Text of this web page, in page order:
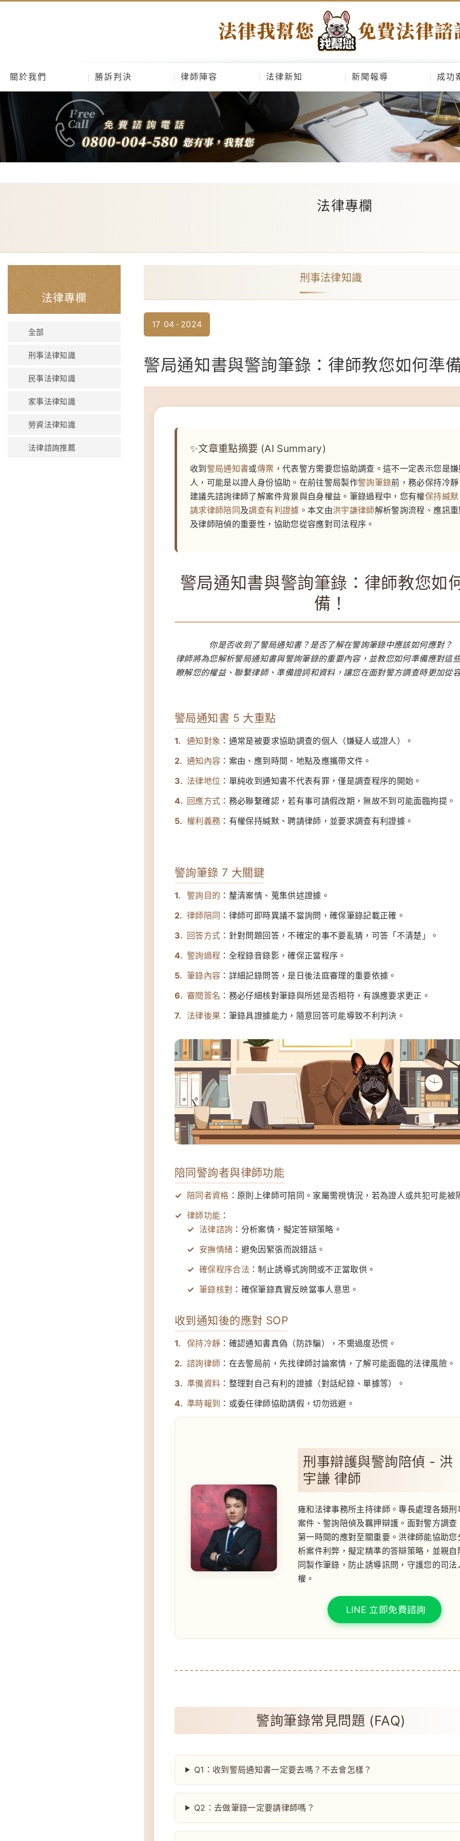
關於我們 勝訴判決 律師陣容 法律新知 新聞報導 成功
法律專欄
法律專欄
全部
刑事法律知識
民事法律知識
家事法律知識
勞資法律知識
法律諮詢推薦
刑事法律知識
17 04 2024
警局通知書與警詢筆錄：律師教您如何準
文章重點摘要 (AI Summary)
收到 警局通知書或傳票 ，代表警方需要您協助調查。這不一定表示您是
人，可能是以證人身份協助。在前往警局製作警詢筆錄前，務必保持冷
建議先諮詢律師了解案件背景與自身權益。筆錄過程中，您有權保持緘默
請求律師陪同及調查有利證據 。本文由洪宇謙律師解析警詢流程、應訊
及律師陪偵的重要性，協助您從容應對司法程序。
警局通知書與警詢筆錄：律師教您如
備！
你是否收到了警局通知書？是否了解在警詢筆錄中應該如何應對？
律師將為您解析警局通知書與警詢筆錄的重要內容，並教您如何準備應對這
瞭解您的權益、聯繫律師、準備證詞和資料，讓您在面對警方調查時更加從
警局通知書 5 大重點
通知對象 ：通常是被要求協助調查的個人（嫌疑人或證人）。
通知內容 ：案由、應到時間、地點及應攜帶文件。
法律地位 ：單純收到通知書不代表有罪，僅是調查程序的開始。
回應方式 ：務必聯繫確認，若有事可請假改期，無故不到可能面臨拘提。
權利義務 ：有權保持緘默、聘請律師，並要求調查有利證據。
警詢筆錄 7 大關鍵
警詢目的 ：釐清案情、蒐集供述證據。
律師陪同 ：律師可即時異議不當詢問，確保筆錄記載正確。
回答方式 ：針對問題回答，不確定的事不要亂猜，可答「不清楚」。
警詢過程 ：全程錄音錄影，確保正當程序。
筆錄內容 ：詳細記錄問答，是日後法庭審理的重要依據。
審閱簽名 ：務必仔細核對筆錄與所述是否相符，有誤應要求更正。
法律後果 ：筆錄具證據能力，隨意回答可能導致不利判決。
陪同警詢者與律師功能
陪同者資格 ：原則上律師可陪同。家屬需視情況，若為證人或共犯可能被
律師功能 ：
法律諮詢 ：分析案情，擬定答辯策略。
安撫情緒 ：避免因緊張而說錯話。
確保程序合法 ：制止誘導式詢問或不正當取供。
筆錄核對 ：確保筆錄真實反映當事人意思。
收到通知後的應對 SOP
保持冷靜 ：確認通知書真偽（防詐騙），不需過度恐慌。
諮詢律師 ：在去警局前，先找律師討論案情，了解可能面臨的法律風險。
準備資料 ：整理對自己有利的證據（對話紀錄、單據等）。
準時報到 ：或委任律師協助請假，切勿逃避。
刑事辯護與警詢陪偵 - 洪
宇謙 律師
雍和法律事務所主持律師。專長處理各類刑
案件、警詢陪偵及羈押辯護。面對警方調查
第一時間的應對至關重要。洪律師能協助您
析案件利弊，擬定精準的答辯策略，並親自
同製作筆錄，防止誘導訊問，守護您的司法
權。
LINE 立即免費諮詢
警詢筆錄常見問題 (FAQ)
Q1：收到警局通知書一定要去嗎？不去會怎樣？
Q2：去做筆錄一定要請律師嗎？